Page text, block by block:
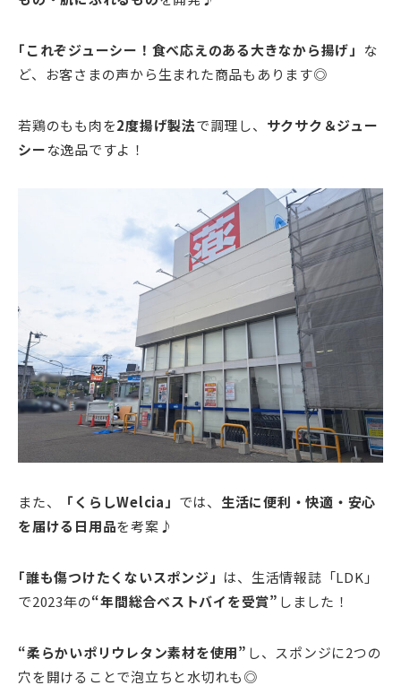
｢これぞジューシー！食べ応えのある大きなから揚げ」 な
ど、お客さまの声から生まれた商品もあります◎
若鶏のもも肉を2度揚げ製法で調理し、 サクサク＆ジュー
シーな逸品ですよ！
また、 「くらしWelcia」 では、 生活に便利・快適・安心
を届ける日用品を考案♪
｢誰も傷つけたくないスポンジ」 は、生活情報誌「LDK」
で2023年の“年間総合ベストバイを受賞” しました！
“柔らかいポリウレタン素材を使用” し、スポンジに2つの
穴を開けることで泡立ちと水切れも◎